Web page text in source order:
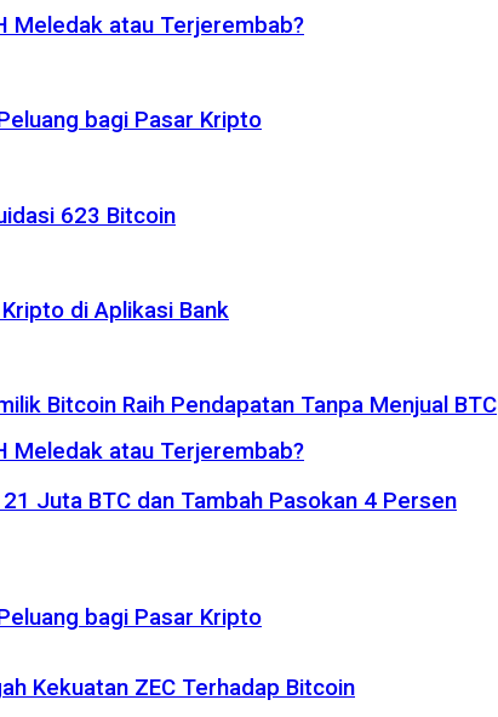
Meledak atau Terjerembab?
bagi Pasar Kripto
Meledak atau Terjerembab?
bagi Pasar Kripto
623 Bitcoin
di Aplikasi Bank
Bitcoin Raih Pendapatan Tanpa Menjual BTC
Juta BTC dan Tambah Pasokan 4 Persen
Kekuatan ZEC Terhadap Bitcoin